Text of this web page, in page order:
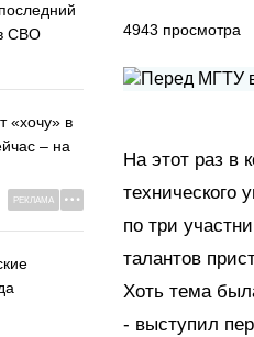
СВО
«хочу» в
– на
РЕКЛАМА
4943 просмотра
На этот раз в
технического
по три
талантов
Хоть тема
- выступил